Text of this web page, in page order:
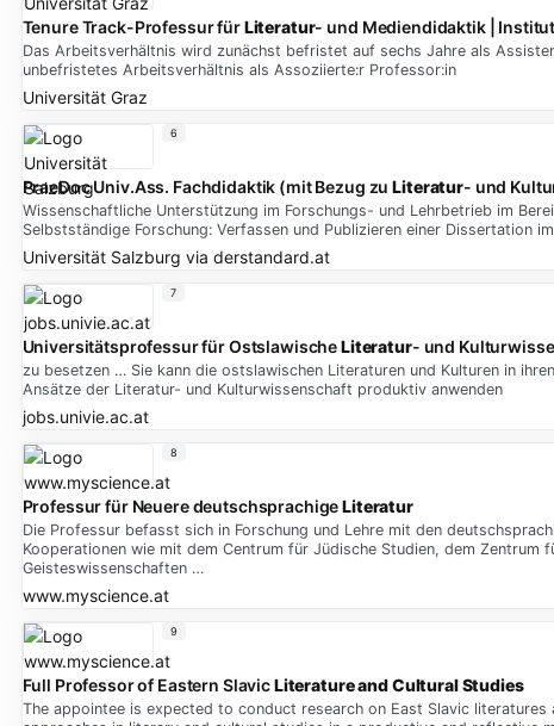
Tenure Track-Professur fürLiteratur- und Mediendidaktik |
Das Arbeitsverhältnis wird zunächst befristet auf sechs Jahre als
unbefristetes Arbeitsverhältnis als Assoziierte:r Professor:in
Universität Graz
PraeDoc Univ.Ass. Fachdidaktik (mit Bezug zuLiteratur- und
Wissenschaftliche Unterstützung im Forschungs- und Lehrbetrieb im
Selbstständige Forschung: Verfassen und Publizieren einer Dissertation
Universität Salzburg via derstandard.at
6
Universitätsprofessur für OstslawischeLiteratur- und
zu besetzen … Sie kann die ostslawischen Literaturen und Kulturen in
Ansätze der Literatur- und Kulturwissenschaft produktiv anwenden
jobs.univie.ac.at
7
Professur für Neuere deutschsprachigeLiteratur
Die Professur befasst sich in Forschung und Lehre mit den
Kooperationen wie mit dem Centrum für Jüdische Studien, dem
Geisteswissenschaften …
www.myscience.at
8
Full Professor of Eastern SlavicLiterature and Cultural Studies
The appointee is expected to conduct research on East Slavic
9